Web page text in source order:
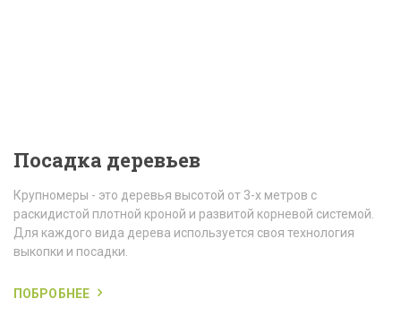
Посадка деревьев
Крупномеры - это деревья высотой от 3-х метров с
раскидистой плотной кроной и развитой корневой системой.
Для каждого вида дерева используется своя технология
выкопки и посадки.
ПОБРОБНЕЕ